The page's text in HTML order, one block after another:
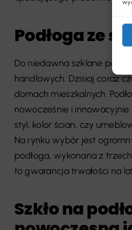
Podłoga ze
Do niedawna szklane
handlowych. Dzisiaj coraz
domach mieszkalnych.
nowocześnie i
styl, kolor ścian, czy
Na rynku wybór jest
podłoga, wykonana z
to gwarancja trwałości na
Szkło na